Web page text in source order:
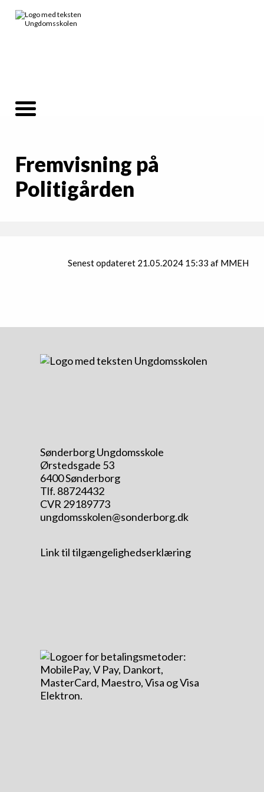
Fremvisning på
Politigården
Senest opdateret 21.05.2024 15:33 af MMEH
Sønderborg Ungdomsskole
Ørstedsgade 53
6400 Sønderborg
Tlf. 88724432
CVR 29189773
ungdomsskolen@sonderborg.dk
Link til tilgængelighedserklæring